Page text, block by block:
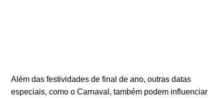
Além das festividades de final de ano, outras datas
especiais, como o Carnaval, também podem influenciar